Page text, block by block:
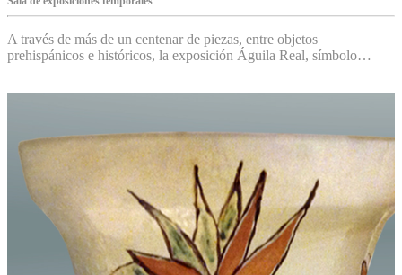
A través de más de un centenar de piezas, entre objetos
prehispánicos e históricos, la exposición Águila Real, símbolo…